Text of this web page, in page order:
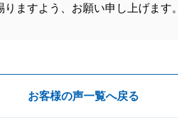
ますよう、お願い申し上げます。
お客様の声一覧へ戻る